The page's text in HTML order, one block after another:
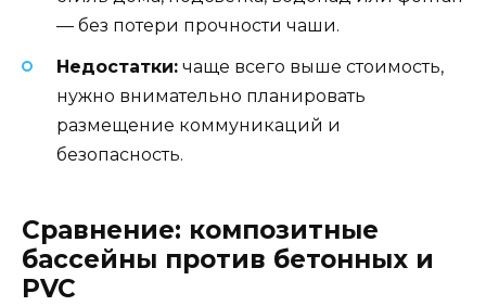
— без потери прочности чаши.
Недостатки: чаще всего выше стоимость,
нужно внимательно планировать
размещение коммуникаций и
безопасность.
Сравнение: композитные
бассейны против бетонных и
PVC